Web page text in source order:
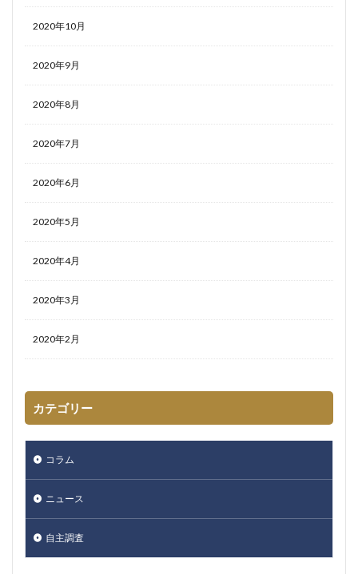
2020年10月
2020年9月
2020年8月
2020年7月
2020年6月
2020年5月
2020年4月
2020年3月
2020年2月
カテゴリー
コラム
ニュース
自主調査